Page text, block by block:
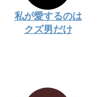
私が愛するのは
クズ男だけ